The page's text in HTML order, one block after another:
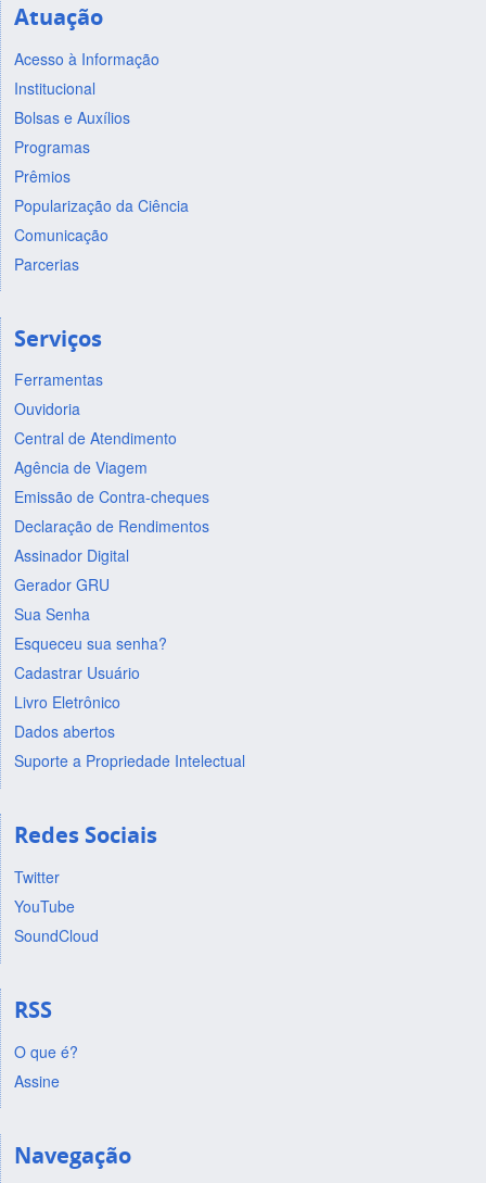
Atuação
Acesso à Informação
Institucional
Bolsas e Auxílios
Programas
Prêmios
Popularização da Ciência
Comunicação
Parcerias
Serviços
Ferramentas
Ouvidoria
Central de Atendimento
Agência de Viagem
Emissão de Contra-cheques
Declaração de Rendimentos
Assinador Digital
Gerador GRU
Sua Senha
Esqueceu sua senha?
Cadastrar Usuário
Livro Eletrônico
Dados abertos
Suporte a Propriedade Intelectual
Redes Sociais
Twitter
YouTube
SoundCloud
RSS
O que é?
Assine
Navegação